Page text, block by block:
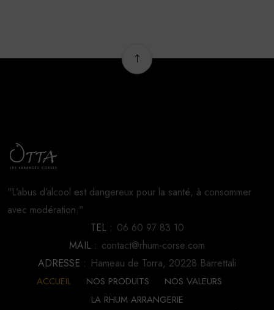
"L’abus d’alcool est dangereux pour la santé, à consommer
avec modération."
TEL : 06 60 97 83 10
MAIL : contact@rhum-corse.com
ADRESSE : Hameau de Torra, 20228 Barrettali
ACCUEIL NOS PRODUITS
NOS VALEURS
LA RHUM ARRANGERIE